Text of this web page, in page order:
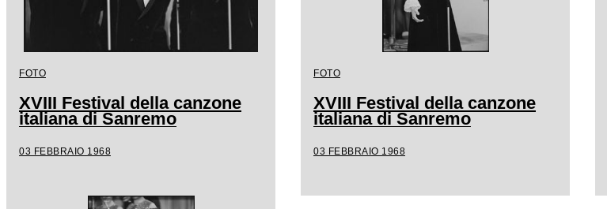
FOTO
XVIII Festival della canzone
italiana di Sanremo
03 FEBBRAIO 1968
FOTO
XVIII Festival della canzone
italiana di Sanremo
03 FEBBRAIO 1968